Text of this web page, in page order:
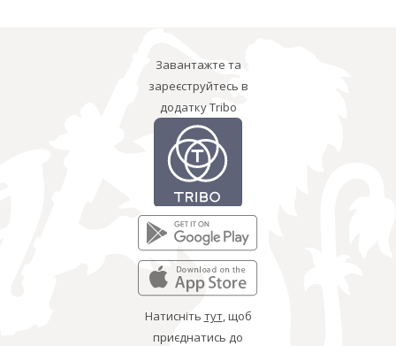
Завантажте та
зареєструйтесь в
додатку Tribo
Натисніть тут, щоб
приєднатись до